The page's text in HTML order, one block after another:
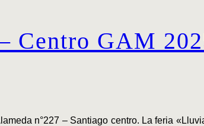
Centro GAM
n°227 – Santiago centro. La feria